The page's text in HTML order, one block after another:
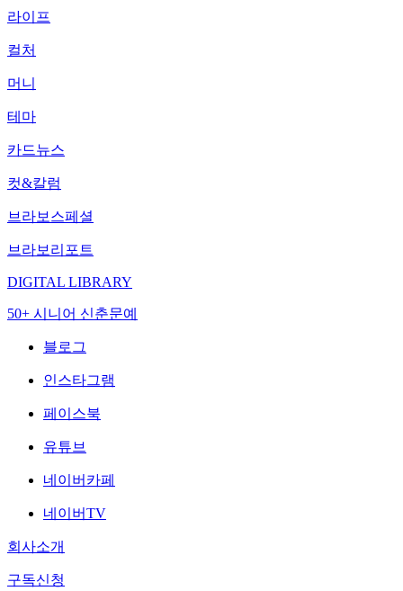
라이프
컬처
머니
테마
카드뉴스
컷&칼럼
브라보스페셜
브라보리포트
DIGITAL LIBRARY
50+ 시니어 신춘문예
블로그
인스타그램
페이스북
유튜브
네이버카페
네이버TV
회사소개
구독신청